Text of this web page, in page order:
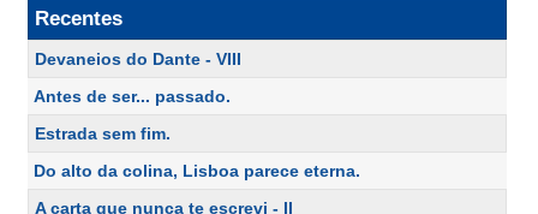
Recentes
Devaneios do Dante - VIII
Antes de ser... passado.
Estrada sem fim.
Do alto da colina, Lisboa parece eterna.
A carta que nunca te escrevi - II